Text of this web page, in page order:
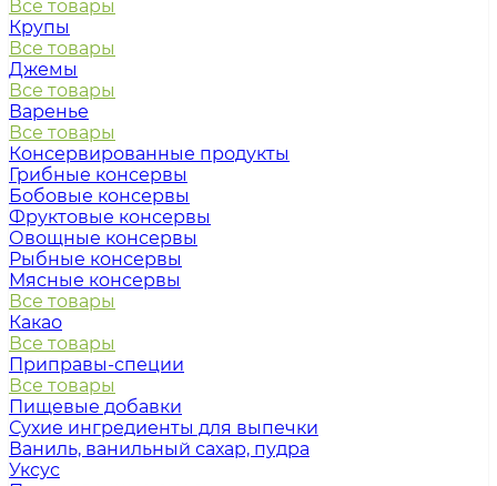
Все товары
Крупы
Все товары
Джемы
Все товары
Варенье
Все товары
Консервированные продукты
Грибные консервы
Бобовые консервы
Фруктовые консервы
Овощные консервы
Рыбные консервы
Мясные консервы
Все товары
Какао
Все товары
Приправы-специи
Все товары
Пищевые добавки
Сухие ингредиенты для выпечки
Ваниль, ванильный сахар, пудра
Уксус